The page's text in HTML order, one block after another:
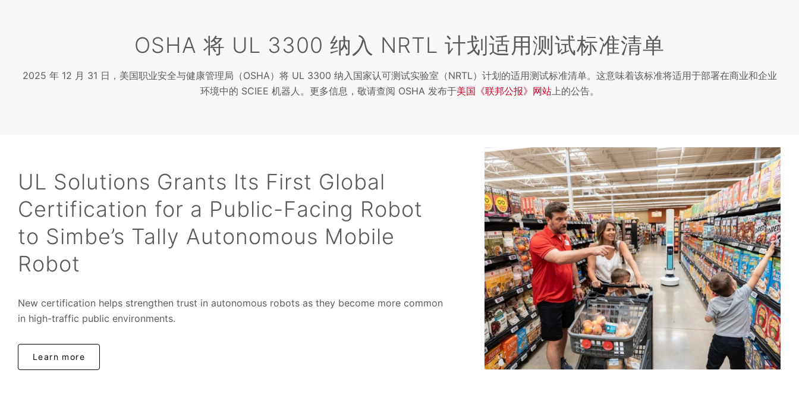
OSHA 将 UL 3300 纳入 NRTL 计划适用测试标准清单
2025 年 12 月 31 日，美国职业安全与健康管理局（OSHA）将 UL 3300 纳入国家认可测试实验室（NRTL）计划的适用测试标准清单。这意味着该标准将适用于部署在商业和企业
环境中的 SCIEE 机器人。更多信息，敬请查阅 OSHA 发布于美国《联邦公报》网站上的公告。
UL Solutions Grants Its First Global
Certification for a Public-Facing Robot
to Simbe’s Tally Autonomous Mobile
Robot
New certification helps strengthen trust in autonomous robots as they become more common
in high-traffic public environments.
Learn more